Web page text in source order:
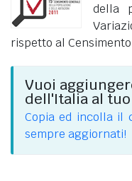
della
rispetto al
Vuoi
dell'Italia al
Copia ed incolla il
sempre aggiornati!